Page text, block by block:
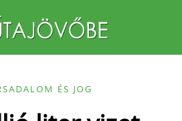
ÉS JOG